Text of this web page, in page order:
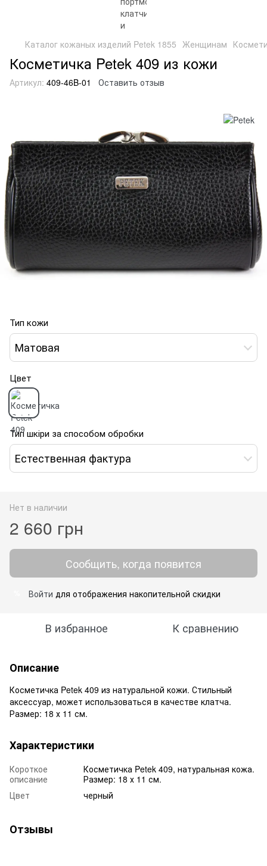
Каталог кожаных изделий Petek 1855 Женщинам
Косметичка Petek 409 из кожи
Артикул: 409-46B-01 Оставить отзыв
Тип кожи
Матовая
Цвет
Тип шкіри за способом обробки
Естественная фактура
Нет в наличии
2 660 грн
Сообщить, когда появится
Войти для отображения накопительной скидки
В избранное К сравнению
Описание
Косметичка Petek 409 из натуральной кожи. Стильный
аксессуар, может использоваться в качестве клатча.
Размер: 18 х 11 см.
Характеристики
Короткое
описание
Косметичка Petek 409, натуральная кожа.
Размер: 18 х 11 см.
Цвет
черный
Отзывы